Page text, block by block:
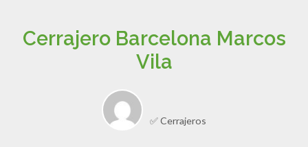
Cerrajero Barcelona Marcos
Vila
✅ Cerrajeros